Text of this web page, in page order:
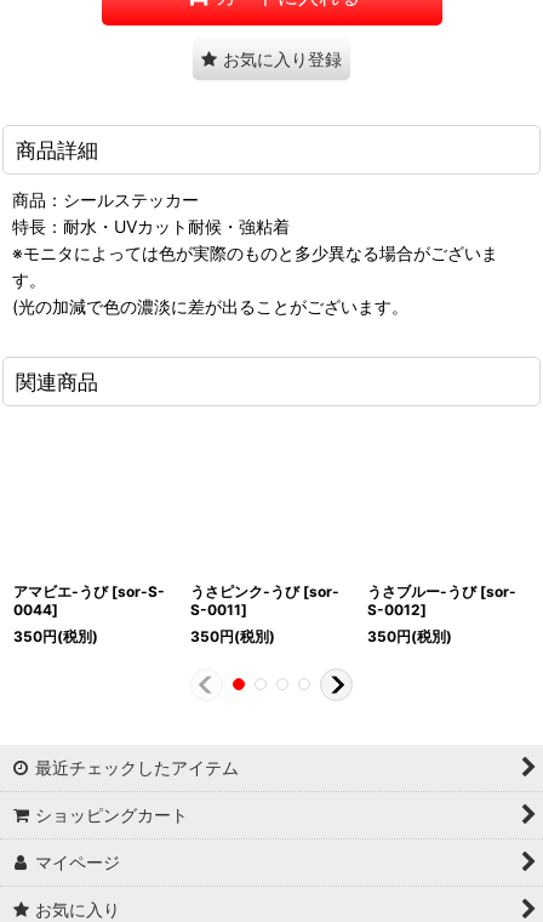
お気に入り登録
商品詳細
商品：シールステッカー
特長：耐水・UVカット耐候・強粘着
※モニタによっては色が実際のものと多少異なる場合がございま
す。
(光の加減で色の濃淡に差が出ることがございます。
関連商品
アマビエ-うび [sor-S-
0044]
350円(税別)
うさピンク-うび [sor-
S-0011]
350円(税別)
うさブルー-うび [sor-
S-0012]
350円(税別)
最近チェックしたアイテム
ショッピングカート
マイページ
お気に入り